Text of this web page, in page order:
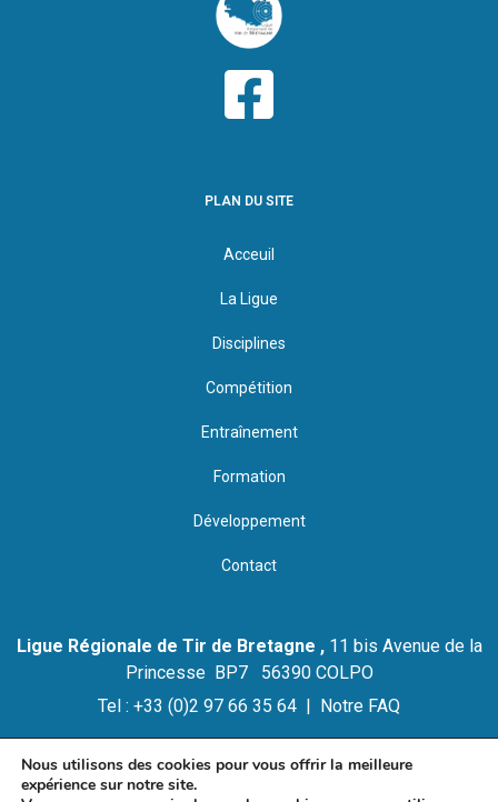
PLAN DU SITE
Acceuil
La Ligue
Disciplines
Compétition
Entraînement
Formation
Développement
Contact
Ligue Régionale de Tir de Bretagne ,11 bis Avenue de la
Princesse BP7 56390 COLPO
Tel : +33 (0)2 97 66 35 64 |
Notre FAQ
© 2021 LIGUE REGIONALE DE TIR DE BRETAGNE
Nous utilisons des cookies pour vous offrir la meilleure
expérience sur notre site.